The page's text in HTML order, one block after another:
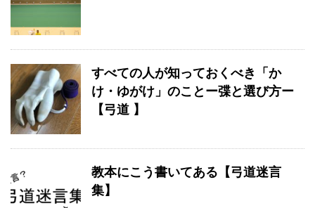
すべての人が知っておくべき「か
け・ゆがけ」のことー弽と選び方ー
【弓道 】
教本にこう書いてある【弓道迷言
集】